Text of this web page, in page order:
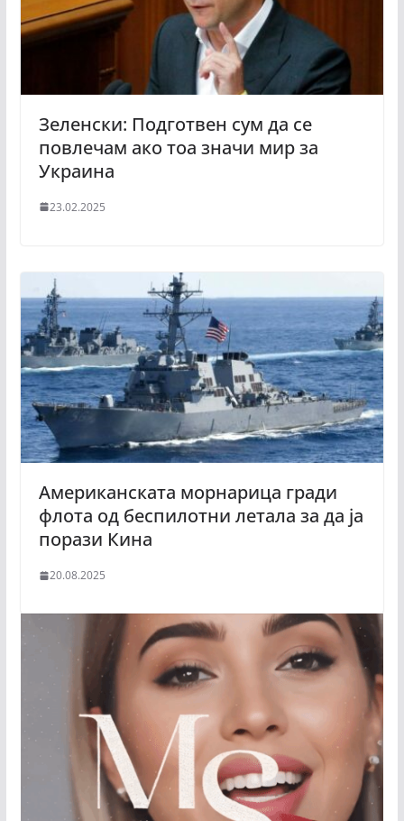
Зеленски: Подготвен сум да се
повлечам ако тоа значи мир за
Украина
23.02.2025
Американската морнарица гради
флота од беспилотни летала за да ја
порази Кина
20.08.2025